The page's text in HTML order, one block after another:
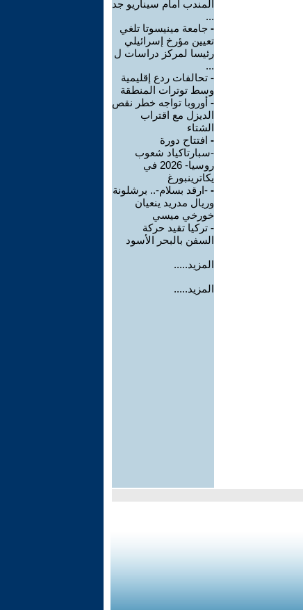
المندب أمام سيناريو جد
...
- جامعة مينيسوتا تلغي
تعيين مؤرخ إسرائيلي
رئيسا لمركز دراسات ل
...
- تحالفات ردع إقليمية
وسط توترات المنطقة
- أوروبا تواجه خطر نقص
الديزل مع اقتراب
الشتاء
- افتتاح دورة
-سبارتاكياد شعوب
روسيا- 2026 في
يكاترينبورغ
- -ارقد بسلام-.. برشلونة
وريال مدريد ينعيان
خورخي ميسي
- تركيا تقيد حركة
السفن بالبحر الأسود
المزيد.....
المزيد.....